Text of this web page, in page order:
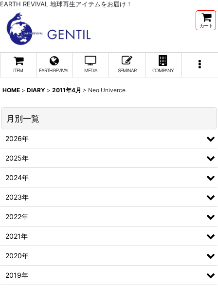
EARTH REVIVAL 地球再生アイテムをお届け！
カート
ITEM EARTH REVIVAL MEDIA SEMINAR COMPANY
HOME > DIARY > 2011年4月 > Neo Univerce
月別一覧
2026年
2025年
2024年
2023年
2022年
2021年
2020年
2019年